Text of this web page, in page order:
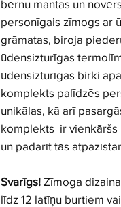
bērnu mantas un
personīgais zīmogs ar
grāmatas, biroja
ūdensizturīgas
ūdensizturīgas birki
komplekts palīdzēs
unikālas, kā arī
komplekts ir vienkāršs
un padarīt tās
Svarīgs! Zīmoga
līdz 12 latīņu burtiem